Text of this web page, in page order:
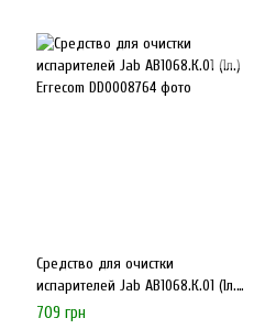
Средство для очистки
испарителей Jab AB1068.К.01 (1л.)
Errecom
709 грн